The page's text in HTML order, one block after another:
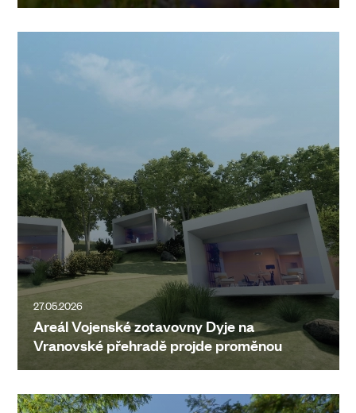
27.05.2026
Areál Vojenské zotavovny Dyje na
Vranovské přehradě projde proměnou